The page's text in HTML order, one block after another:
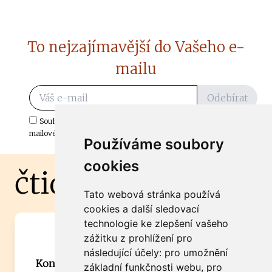
Používáme soubory
cookies
Tato webová stránka používá
cookies a další sledovací
technologie ke zlepšení vašeho
zážitku z prohlížení pro
následující účely: pro umožnění
základní funkčnosti webu, pro
To nejzajímavější do Vašeho e-
mailu
Odebírat
Souhlasím s odběrem důležitých zpráv ze ČtiDoma.cz do mé e-
mailové schránky.
čtidoma.cz
Máte zajímavou informaci? Chcete
spolupracovat?
Kontaktujte šéfredaktora Martina Chalupu: